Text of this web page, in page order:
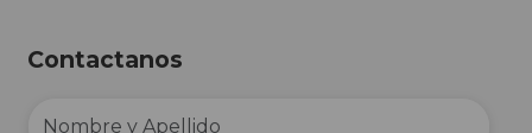
Contactanos